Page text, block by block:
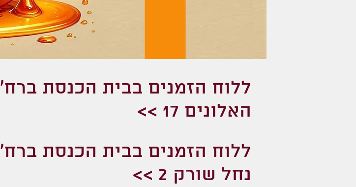
ללוח הזמנים בבית הכנסת ברח'
האלונים 17 >>
ללוח הזמנים בבית הכנסת ברח'
נחל שורק 2 >>